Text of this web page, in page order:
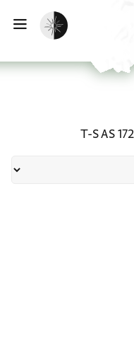
הפעלת מצב כהה
T-S AS